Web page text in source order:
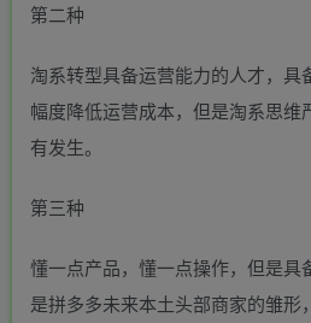
第二种
淘系转型具备运营能力的人才，具
幅度降低运营成本，但是淘系思维
有发生。
第三种
懂一点产品，懂一点操作，但是具
是拼多多未来本土头部商家的雏形